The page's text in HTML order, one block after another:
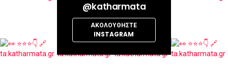
@katharmata
ΑΚΟΛΟΥΘΉΣΤΕ
INSTAGRAM